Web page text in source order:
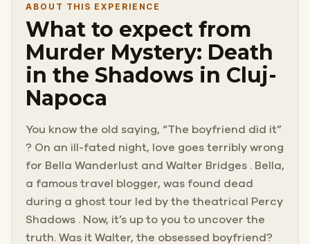
ABOUT THIS EXPERIENCE
What to expect from
Murder Mystery: Death
in the Shadows in Cluj-
Napoca
You know the old saying, “The boyfriend did it”
? On an ill-fated night, love goes terribly wrong
for Bella Wanderlust and Walter Bridges . Bella,
a famous travel blogger, was found dead
during a ghost tour led by the theatrical Percy
Shadows . Now, it’s up to you to uncover the
truth. Was it Walter, the obsessed boyfriend?